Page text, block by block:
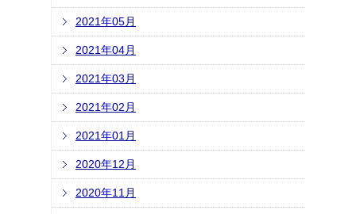
2021年05月
2021年04月
2021年03月
2021年02月
2021年01月
2020年12月
2020年11月